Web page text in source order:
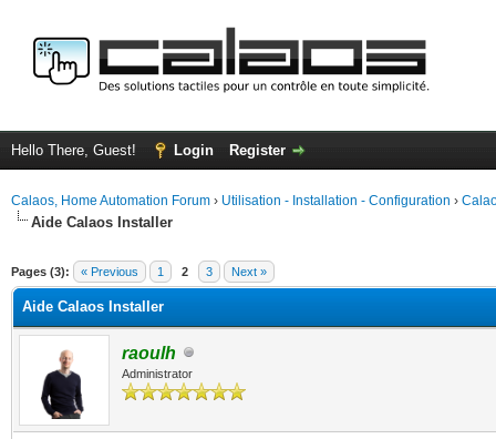
Hello There, Guest! Login Register
Calaos, Home Automation Forum › Utilisation - Installation - Configuration ›
Aide Calaos Installer
Pages (3): « Previous 1 2 3 Next »
Aide Calaos Installer
raoulh
Administrator